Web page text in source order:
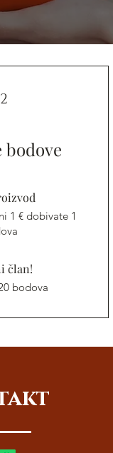
bodove
1 € dobivate 1
član!
bodova